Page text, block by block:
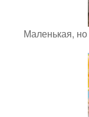
Маленькая, но